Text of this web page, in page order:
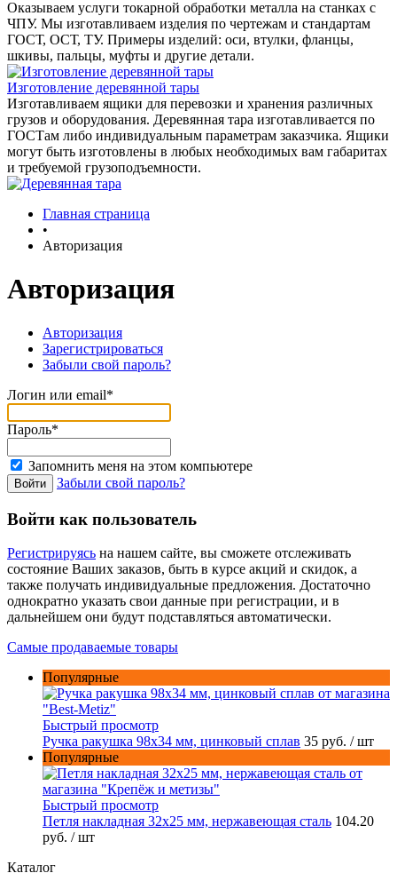
Оказываем услуги токарной обработки металла на станках с
ЧПУ. Мы изготавливаем изделия по чертежам и стандартам
ГОСТ, ОСТ, ТУ. Примеры изделий: оси, втулки, фланцы,
шкивы, пальцы, муфты и другие детали.
Изготовление деревянной тары
Изготавливаем ящики для перевозки и хранения различных
грузов и оборудования. Деревянная тара изготавливается по
ГОСТам либо индивидуальным параметрам заказчика. Ящики
могут быть изготовлены в любых необходимых вам габаритах
и требуемой грузоподъемности.
Главная страница
•
Авторизация
Авторизация
Авторизация
Зарегистрироваться
Забыли свой пароль?
Логин или email*
Пароль*
Запомнить меня на этом компьютере
Забыли свой пароль?
Войти как пользователь
Регистрируясь на нашем сайте, вы сможете отслеживать
состояние Ваших заказов, быть в курсе акций и скидок, а
также получать индивидуальные предложения. Достаточно
однократно указать свои данные при регистрации, и в
дальнейшем они будут подставляться автоматически.
Самые продаваемые товары
Популярные
Быстрый просмотр
Ручка ракушка 98x34 мм, цинковый сплав 35 руб. / шт
Популярные
Быстрый просмотр
Петля накладная 32х25 мм, нержавеющая сталь 104.20
руб. / шт
Каталог